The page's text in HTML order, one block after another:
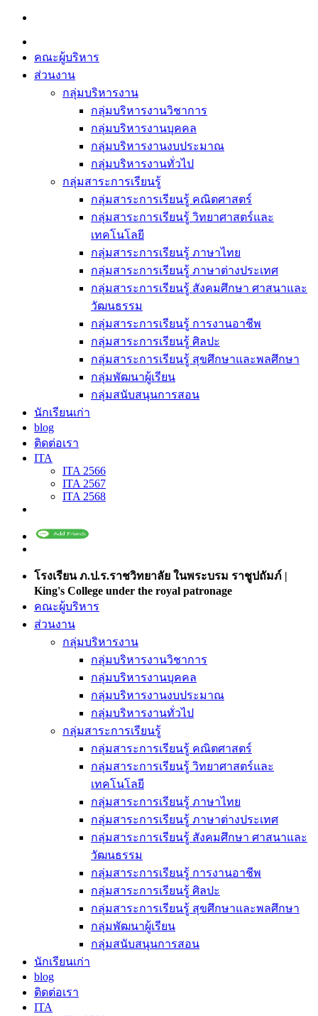
Skip
content
คณะผู้บริหาร
ส่วนงาน
กลุ่มบริหารงาน
กลุ่มบริหารงานวิชาการ
กลุ่มบริหารงานบุคคล
กลุ่มบริหารงานงบประมาณ
กลุ่มบริหารงานทั่วไป
กลุ่มสาระการเรียนรู้
กลุ่มสาระการเรียนรู้ คณิตศาสตร์
กลุ่มสาระการเรียนรู้ วิทยาศาสตร์และ
เทคโนโลยี
กลุ่มสาระการเรียนรู้ ภาษาไทย
กลุ่มสาระการเรียนรู้ ภาษาต่างประเทศ
กลุ่มสาระการเรียนรู้ สังคมศึกษา ศาสนาและ
วัฒนธรรม
กลุ่มสาระการเรียนรู้ การงานอาชีพ
กลุ่มสาระการเรียนรู้ ศิลปะ
กลุ่มสาระการเรียนรู้ สุขศึกษาและพลศึกษา
กลุ่มพัฒนาผู้เรียน
กลุ่มสนับสนุนการสอน
นักเรียนเก่า
blog
ติดต่อเรา
ITA
ITA 2566
ITA 2567
ITA 2568
โรงเรียน ภ.ป.ร.ราชวิทยาลัย ในพระบรม ราชูปถัมภ์ |
King's College under the royal patronage
คณะผู้บริหาร
ส่วนงาน
กลุ่มบริหารงาน
กลุ่มบริหารงานวิชาการ
กลุ่มบริหารงานบุคคล
กลุ่มบริหารงานงบประมาณ
กลุ่มบริหารงานทั่วไป
กลุ่มสาระการเรียนรู้
กลุ่มสาระการเรียนรู้ คณิตศาสตร์
กลุ่มสาระการเรียนรู้ วิทยาศาสตร์และ
เทคโนโลยี
กลุ่มสาระการเรียนรู้ ภาษาไทย
กลุ่มสาระการเรียนรู้ ภาษาต่างประเทศ
กลุ่มสาระการเรียนรู้ สังคมศึกษา ศาสนาและ
วัฒนธรรม
กลุ่มสาระการเรียนรู้ การงานอาชีพ
กลุ่มสาระการเรียนรู้ ศิลปะ
กลุ่มสาระการเรียนรู้ สุขศึกษาและพลศึกษา
กลุ่มพัฒนาผู้เรียน
กลุ่มสนับสนุนการสอน
นักเรียนเก่า
blog
ติดต่อเรา
ITA